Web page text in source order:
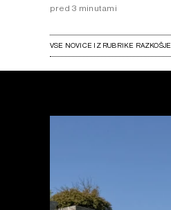
pred 3 minutami
VSE NOVICE IZ RUBRIKE RAZKOŠJE